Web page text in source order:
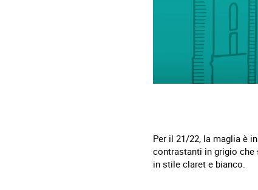
Per il 21/22, la maglia è
contrastanti in grigio
in stile claret e bianco.